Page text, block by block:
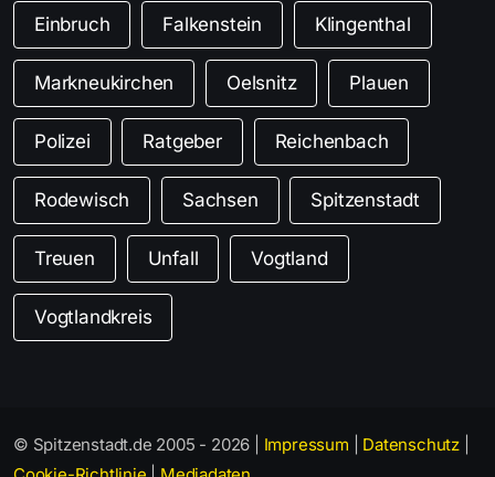
Einbruch Falkenstein Klingenthal
Markneukirchen Oelsnitz Plauen
Polizei Ratgeber Reichenbach
Rodewisch Sachsen Spitzenstadt
Treuen Unfall Vogtland
Vogtlandkreis
© Spitzenstadt.de 2005 - 2026 | Impressum Datenschutz